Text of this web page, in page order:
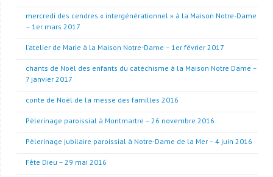
mercredi des cendres « intergénérationnel » à la Maison Notre-Dame
– 1er mars 2017
l’atelier de Marie à la Maison Notre-Dame – 1er février 2017
chants de Noël des enfants du catéchisme à la Maison Notre Dame –
7 janvier 2017
conte de Noël de la messe des familles 2016
Pèlerinage paroissial à Montmartre – 26 novembre 2016
Pèlerinage jubilaire paroissial à Notre-Dame de la Mer – 4 juin 2016
Fête Dieu – 29 mai 2016